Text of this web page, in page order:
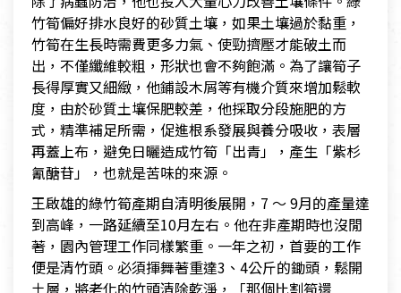
竹筍偏好排水良好的砂質土壤，如果土壤過於黏重，
竹筍在生長時需費更多力氣、使勁擠壓才能破土而
出，不僅纖維較粗，形狀也會不夠飽滿。為了讓筍子
長得厚實又細緻，他鋪設木屑等有機介質來增加鬆軟
度，由於砂質土壤保肥較差，他採取分段施肥的方
式，精準補足所需，促進根系發展與養分吸收，表層
再蓋上布，避免日曬造成竹筍「出青」，產生「紫杉
氰醣苷」，也就是苦味的來源。
王啟雄的綠竹筍產期自清明後展開，7 ～ 9月的產量達
到高峰，一路延續至10月左右。他在非產期時也沒閒
著，園內管理工作同樣繁重。一年之初，首要的工作
便是清竹頭。必須揮舞著重達3、4公斤的鋤頭，鬆開